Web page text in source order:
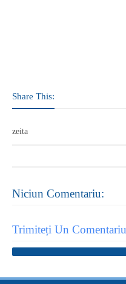
Share This:
zeita
Niciun Comentariu:
Trimiteți Un Comentariu